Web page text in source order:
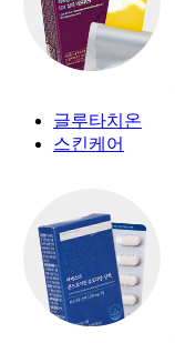
글루타치온
스킨케어